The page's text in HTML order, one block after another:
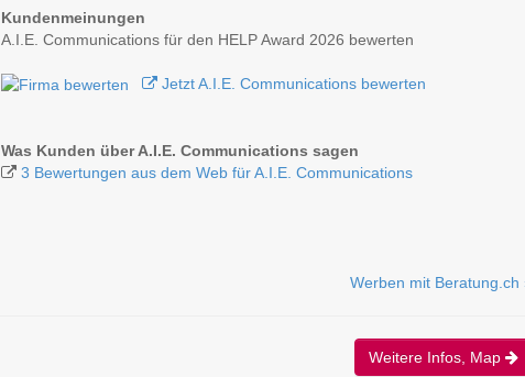
Kundenmeinungen
A.I.E. Communications für den HELP Award 2026 bewerten
Jetzt A.I.E. Communications bewerten
Was Kunden über A.I.E. Communications sagen
3 Bewertungen aus dem Web für A.I.E. Communications
Werben mit Beratung.ch
Weitere Infos, Map